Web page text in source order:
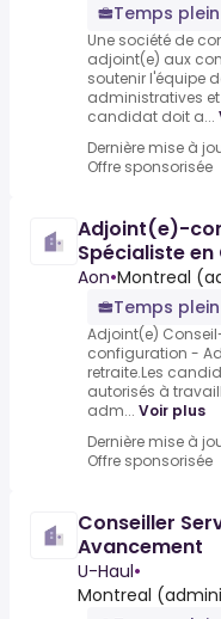
Temps plein
Une société de
adjoint(e) aux
soutenir l'équipe
administratives et
candidat doit a...
Dernière mise à
Offre sponsorisée
Adjoint(e)-
Spécialiste
Aon•Montreal
Temps plein
Adjoint(e)
configuration -
retraite.Les
autorisés à
adm... Voir plus
Dernière mise à
Offre sponsorisée
Conseiller
Avancement
U-Haul•
Montreal